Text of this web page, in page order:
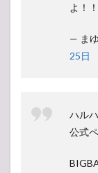
よ！！
— ま
25日
ハル
公式